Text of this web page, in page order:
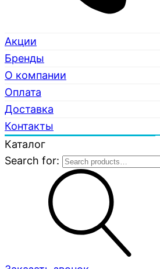
Акции
Бренды
О компании
Оплата
Доставка
Контакты
Каталог
Search for: